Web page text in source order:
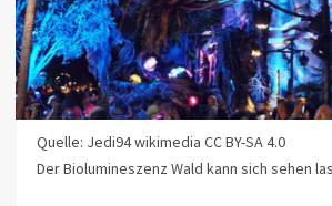
Quelle: Jedi94 wikimedia CC BY-SA 4.0
Der Biolumineszenz Wald kann sich sehen